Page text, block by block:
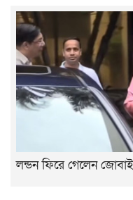
লন্ডন ফিরে গেলেন